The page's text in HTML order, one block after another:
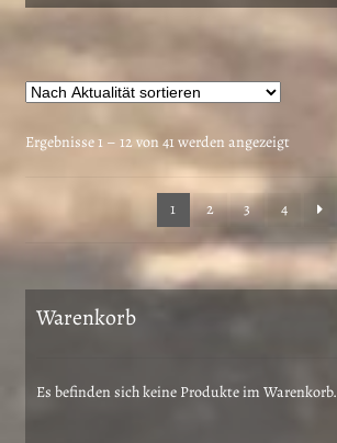
mehrere
Varianten
auf.
Die
der
werden
Ergebnisse 1 – 12 von 41 werden angezeigtNach
sortiert
1
2 3 4
Warenkorb
Es befinden sich keine Produkte im Warenkorb.